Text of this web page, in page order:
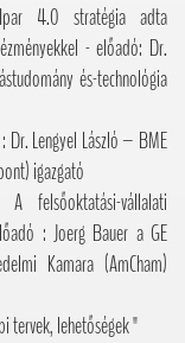
4.0 stratégia adta
- előadó: Dr.
és-technológia
Dr. Lengyel László – BME
igazgató
felsőoktatási-vállalati
: Joerg Bauer a GE
Kamara (AmCham)
tervek, lehetőségek "